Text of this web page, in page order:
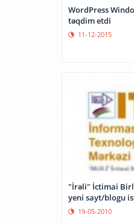
WordPress
təqdim etdi
11-12-2015
"İrəli" İctimai
yeni sayt/blogu
19-05-2010